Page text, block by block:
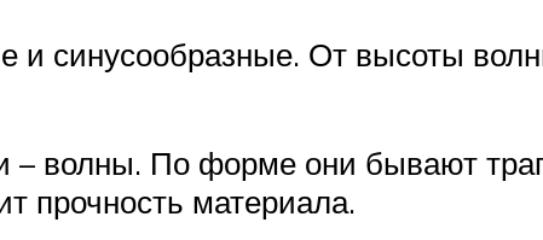
синусообразные. От высоты
– волны. По форме они бывают
прочность материала.